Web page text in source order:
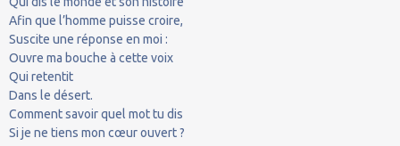
Afin que l’homme puisse croire,
Suscite une réponse en moi :
Ouvre ma bouche à cette voix
Qui retentit
Dans le désert.
Comment savoir quel mot tu dis
Si je ne tiens mon cœur ouvert ?